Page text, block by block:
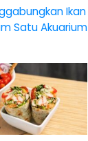
Ikan
Satu Akuarium